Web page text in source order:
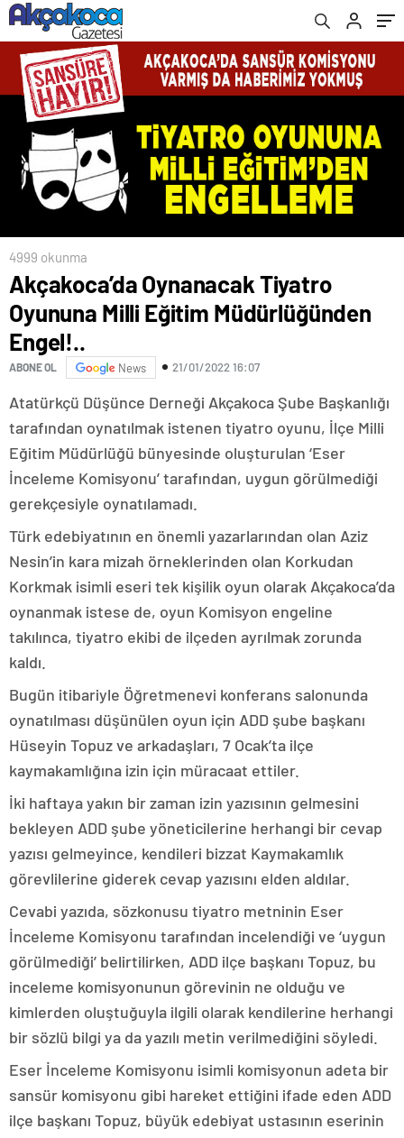
4999 okunma
Akçakoca’da Oynanacak Tiyatro
Oyununa Milli Eğitim Müdürlüğünden
Engel!..
ABONE OL News 21/01/2022 16:07
Atatürkçü Düşünce Derneği Akçakoca Şube Başkanlığı
tarafından oynatılmak istenen tiyatro oyunu, İlçe Milli
Eğitim Müdürlüğü bünyesinde oluşturulan ‘Eser
İnceleme Komisyonu’ tarafından, uygun görülmediği
gerekçesiyle oynatılamadı.
Türk edebiyatının en önemli yazarlarından olan Aziz
Nesin’in kara mizah örneklerinden olan Korkudan
Korkmak isimli eseri tek kişilik oyun olarak Akçakoca’da
oynanmak istese de, oyun Komisyon engeline
takılınca, tiyatro ekibi de ilçeden ayrılmak zorunda
kaldı.
Bugün itibariyle Öğretmenevi konferans salonunda
oynatılması düşünülen oyun için ADD şube başkanı
Hüseyin Topuz ve arkadaşları, 7 Ocak’ta ilçe
kaymakamlığına izin için müracaat ettiler.
İki haftaya yakın bir zaman izin yazısının gelmesini
bekleyen ADD şube yöneticilerine herhangi bir cevap
yazısı gelmeyince, kendileri bizzat Kaymakamlık
görevlilerine giderek cevap yazısını elden aldılar.
Cevabi yazıda, sözkonusu tiyatro metninin Eser
İnceleme Komisyonu tarafından incelendiği ve ‘uygun
görülmediği’ belirtilirken, ADD ilçe başkanı Topuz, bu
inceleme komisyonunun görevinin ne olduğu ve
kimlerden oluştuğuyla ilgili olarak kendilerine herhangi
bir sözlü bilgi ya da yazılı metin verilmediğini söyledi.
Eser İnceleme Komisyonu isimli komisyonun adeta bir
sansür komisyonu gibi hareket ettiğini ifade eden ADD
ilçe başkanı Topuz, büyük edebiyat ustasının eserinin